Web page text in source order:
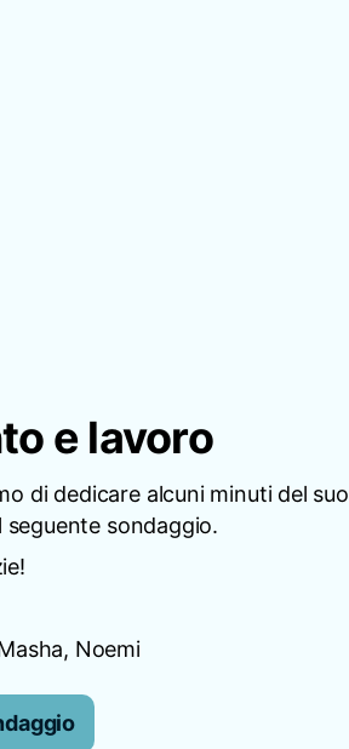
e lavoro
di dedicare alcuni minuti del suo
sondaggio.
Noemi